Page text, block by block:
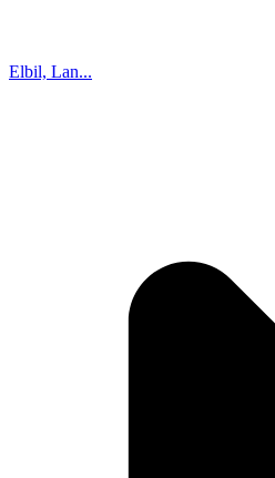
Elbil, Lan...